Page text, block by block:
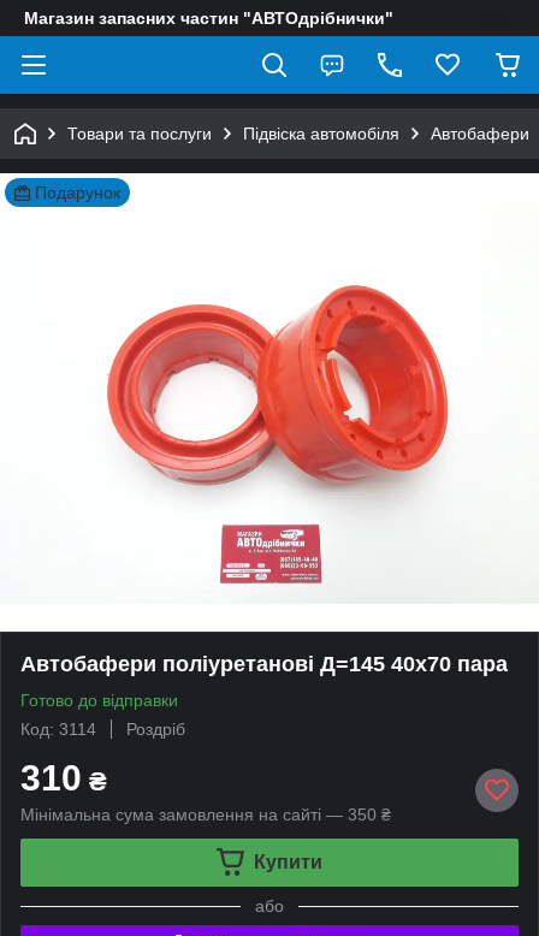
Магазин запасних частин "АВТОдрібнички"
Товари та послуги Підвіска автомобіля Автобафери
Подарунок
Автобафери поліуретанові Д=145 40x70 пара
Готово до відправки
Код: 3114
Роздріб
310 ₴
Мінімальна сума замовлення на сайті — 350 ₴
Купити
або